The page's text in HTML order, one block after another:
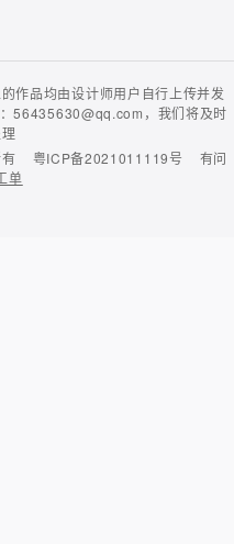
作品均由设计师用户自行上传并发
56435630@qq.com，我们将及时
有 粤ICP备2021011119号
有问
单